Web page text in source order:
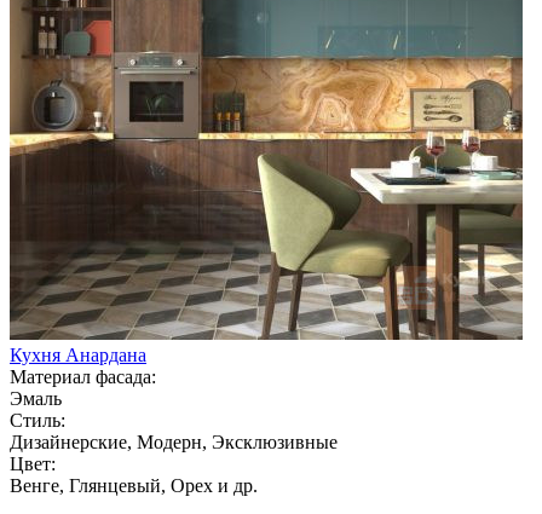
Кухня Анардана
Материал фасада:
Эмаль
Стиль:
Дизайнерские, Модерн, Эксклюзивные
Цвет:
Венге, Глянцевый, Орех и др.